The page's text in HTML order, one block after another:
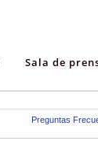
Sala de
Preguntas